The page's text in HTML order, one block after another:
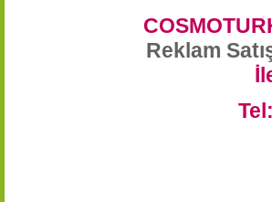
Reklam
Tel: